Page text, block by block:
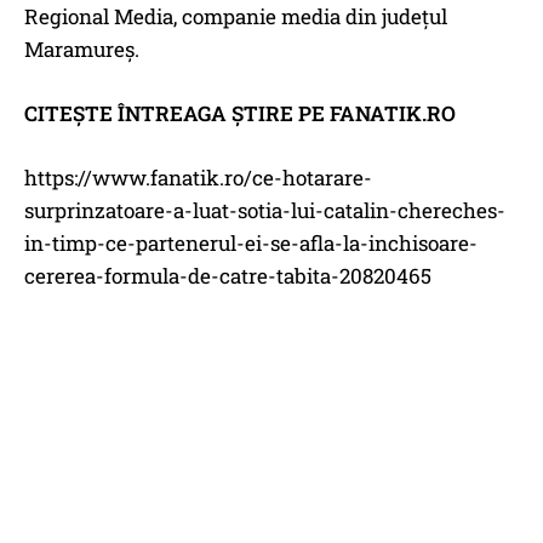
Regional Media, companie media din județul
Maramureș.
CITEȘTE ÎNTREAGA ȘTIRE PE FANATIK.RO
https://www.fanatik.ro/ce-hotarare-
surprinzatoare-a-luat-sotia-lui-catalin-chereches-
in-timp-ce-partenerul-ei-se-afla-la-inchisoare-
cererea-formula-de-catre-tabita-20820465